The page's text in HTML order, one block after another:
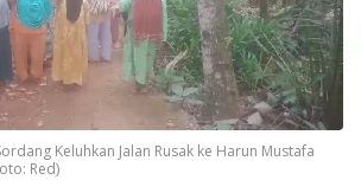
Keluhkan Jalan Rusak ke Harun Mustafa
Red)